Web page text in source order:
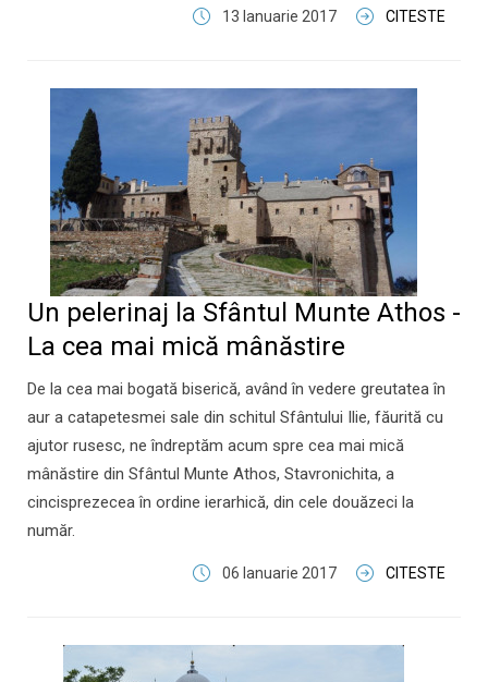
13 Ianuarie 2017 CITESTE
Un pelerinaj la Sfântul Munte Athos -
La cea mai mică mânăstire
De la cea mai bogată biserică, având în vedere greutatea în
aur a catapetesmei sale din schitul Sfântului Ilie, făurită cu
ajutor rusesc, ne îndreptăm acum spre cea mai mică
mânăstire din Sfântul Munte Athos, Stavronichita, a
cincisprezecea în ordine ierarhică, din cele douăzeci la
număr.
06 Ianuarie 2017 CITESTE